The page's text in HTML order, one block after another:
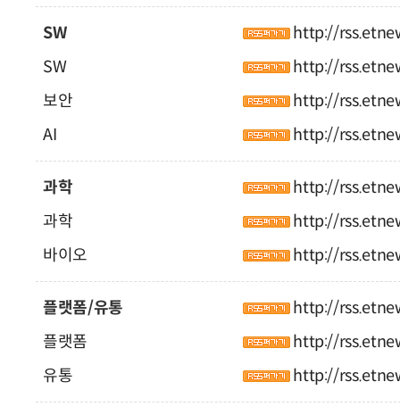
SW
http://
SW
http://
보안
http://
AI
http://
과학
http://
과학
http://
바이오
http://
플랫폼/유통
http://
플랫폼
http://
유통
http://